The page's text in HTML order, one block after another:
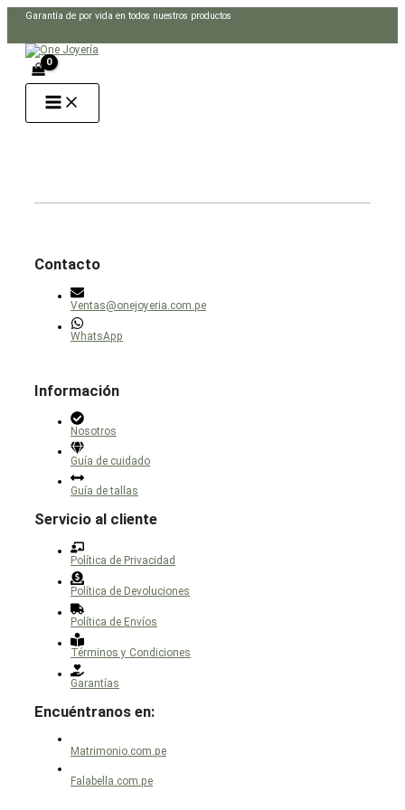
Garantía de por vida en todos nuestros productos
Contacto
Ventas@onejoyeria.com.pe
WhatsApp
Información
Nosotros
Guía de cuidado
Guía de tallas
Servicio al cliente
Política de Privacidad
Política de Devoluciones
Política de Envíos
Términos y Condiciones
Garantías
Encuéntranos en:
Matrimonio.com.pe
Falabella.com.pe